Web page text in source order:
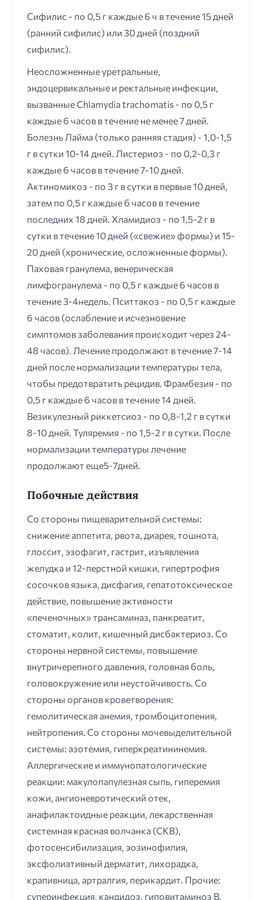
Сифилис - по 0,5 г каждые 6 ч в течение 15 дней
(ранний сифилис) или 30 дней (поздний
сифилис).
Неосложненные уретральные,
эндоцервикальные и ректальные инфекции,
вызванные Chlamydia trachomatis - по 0,5 г
каждые 6 часов в течение не менее 7 дней.
Болезнь Лайма (только ранняя стадия) - 1,0-1,5
г в сутки 10-14 дней. Листериоз - по 0,2-0,3 г
каждые 6 часов в течение 7-10 дней.
Актиномикоз - по 3 г в сутки в первые 10 дней,
затем по 0,5 г каждые б часов в течение
последних 18 дней. Хламидиоз - по 1,5-2 г в
сутки в течение 10 дней («свежие» формы) и 15-
20 дней (хронические, осложненные формы).
Паховая гранулема, венерическая
лимфогранулема - по 0,5 г каждые 6 часов в
течение 3-4недель. Пситтакоз - по 0,5 г каждые
6 часов (ослабление и исчезновение
симптомов заболевания происходит через 24-
48 часов). Лечение продолжают в течение 7-14
дней после нормализации температуры тела,
чтобы предотвратить рецидив. Фрамбезия - по
0,5 г каждые 6 часов в течение 14 дней.
Везикулезный риккетсиоз - по 0,8-1,2 г в сутки
8-10 дней. Туляремия - по 1,5-2 г в сутки. После
нормализации температуры лечение
продолжают еще5-7дней.
Побочные действия
Со стороны пищеварительной системы:
снижение аппетита, рвота, диарея, тошнота,
глоссит, эзофагит, гастрит, изъявления
желудка и 12-перстной кишки, гипертрофия
сосочков языка, дисфагия, гепатотоксическое
действие, повышение активности
«печеночных» трансаминаз, панкреатит,
стоматит, колит, кишечный дисбактериоз. Со
стороны нервной системы, повышение
внутричерепного давления, головная боль,
головокружение или неустойчивость. Со
стороны органов кроветворения:
гемолитическая анемия, тромбоцитопения,
нейтропения. Со стороны мочевыделительной
системы: азотемия, гиперкреатининемия.
Аллергические и иммунопатологические
реакции: макулопапулезная сыпь, гиперемия
кожи, ангионевротический отек,
анафилактоидные реакции, лекарственная
системная красная волчанка (СКВ),
фотосенсибилизация, эозинофилия,
эксфолиативный дерматит, лихорадка,
крапивница, артралгия, перикардит. Прочие:
суперинфекция, кандидоз, гиповитаминоз В,